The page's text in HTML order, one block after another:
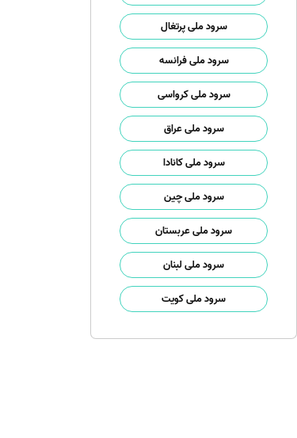
سرود ملی پرتغال
سرود ملی فرانسه
سرود ملی کرواسی
سرود ملی عراق
سرود ملی کانادا
سرود ملی چین
سرود ملی عربستان
سرود ملی لبنان
سرود ملی کویت